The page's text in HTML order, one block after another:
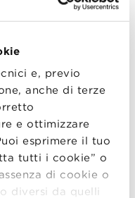
e, previo
anche di terze
e ottimizzare
esprimere il tuo
tutti i cookie” o
di cookie o
diversi da quelli
sistematico il
la
vengono fornite basi
per disciplinare il
sono
e ad ogni
dalla direttrice del